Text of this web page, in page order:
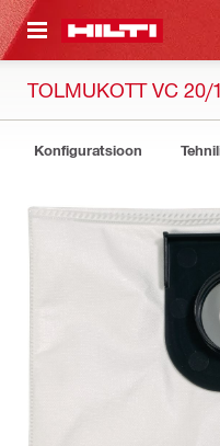
JUURDE
TOLMUKOTT VC 20/
Konfiguratsioon